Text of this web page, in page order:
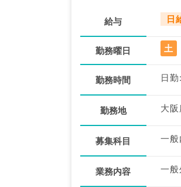
給与 日
勤務曜日 土
勤務時間 日
勤務地 大
募集科目 一
業務内容 一